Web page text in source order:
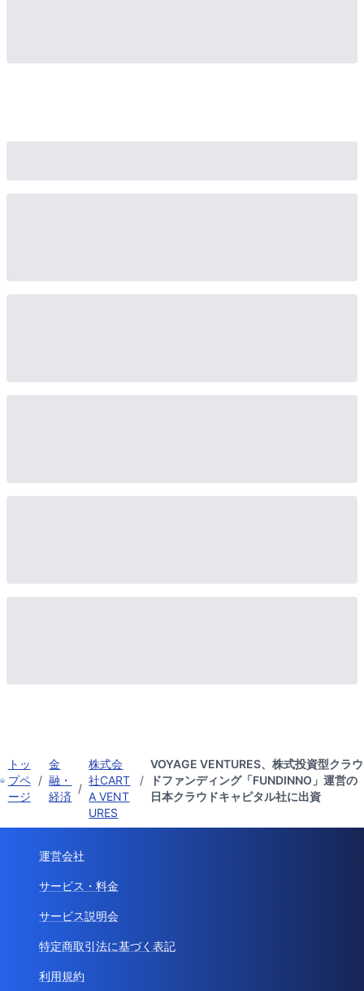
トッ
プペ
ージ
/
金
融・
経済
/
株式会
社CART
A VENT
URES
/
VOYAGE VENTURES、株式投資型クラウ
ドファンディング「FUNDINNO」運営の
日本クラウドキャピタル社に出資
運営会社
サービス・料金
サービス説明会
特定商取引法に基づく表記
利用規約